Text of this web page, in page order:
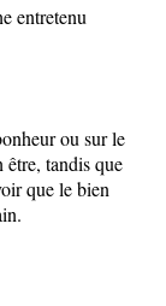
entretenu
ou sur le
tandis que
que le bien